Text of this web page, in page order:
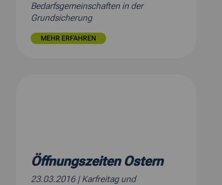
Bedarfsgemeinschaften in der
Grundsicherung
MEHR ERFAHREN
Öffnungszeiten Ostern
23.03.2016 | Karfreitag und